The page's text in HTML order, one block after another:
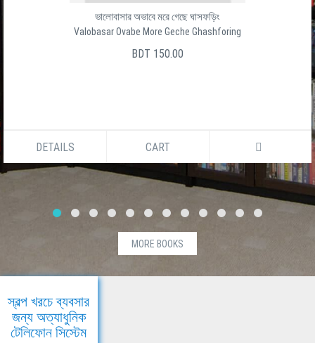
ভালোবাসার অভাবে মরে গেছে ঘাসফড়িং
Valobasar Ovabe More Geche Ghashforing
BDT 150.00
DETAILS CART
MORE BOOKS
স্বল্প খরচে ব্যবসার
জন্য অত্যাধুনিক
টেলিফোন সিস্টেম